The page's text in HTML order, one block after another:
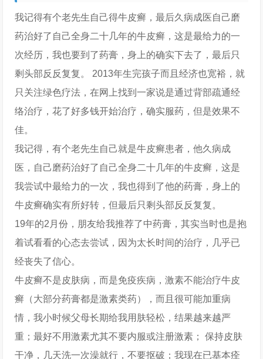
我记得有个老先生自己得牛皮癣，最后久病成医自己磨
药治好了自己全身二十几年的牛皮癣，这是最给力的一
次经历，我也要到了药膏，身上的确实下去了，最后只
剩头部反反复复。 2013年生完孩子而且经济也宽裕，就
只关注绿色疗法，在网上找到一家说是通过背部疏通经
络治疗，花了好多钱开始治疗，确实服药，但是效果不
佳。
我记得，有个老先生自己就是牛皮癣患者，他久病成
医，自己磨药治好了自己全身二十几年的牛皮癣，这是
我尝试中最给力的一次，我也得到了他的药膏，身上的
牛皮癣确实有所好转，但最后只剩头部反反复复。
19年的2月份，朋友给我推荐了中药膏，其实当时也是抱
着试看看的心态去尝试，因为太长时间的治疗，几乎已
经丧失了信心。
牛皮癣不是皮肤病，而是免疫疾病，激素不能治疗牛皮
癣（大部分药膏都是激素类药），而且很可能加重病
情，我小时候父母长期给我用肤轻松，结果越来越严
重；最好不用激素尤其不要内服或注册激素； 保持皮肤
干净，几天洗一次澡就行，不要抠破；我现在已基本痊